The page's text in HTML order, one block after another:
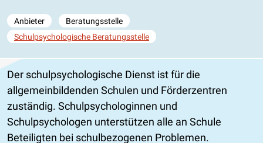
Anbieter
Beratungsstelle
Schulpsychologische Beratungsstelle
Der schulpsychologische Dienst ist für die
allgemeinbildenden Schulen und Förderzentren
zuständig. Schulpsychologinnen und
Schulpsychologen unterstützen alle an Schule
Beteiligten bei schulbezogenen Problemen.